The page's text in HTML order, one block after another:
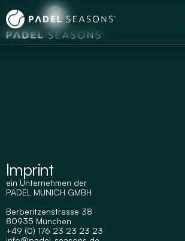
Imprint
ein Unternehmen der
PADEL MUNICH GMBH
Berberitzenstrasse 38
80935 München
+49 (0) 176 23 23 23 23